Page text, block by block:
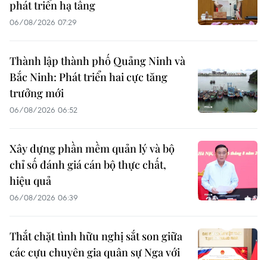
phát triển hạ tầng
06/08/2026 07:29
Thành lập thành phố Quảng Ninh và
Bắc Ninh: Phát triển hai cực tăng
trưởng mới
06/08/2026 06:52
Xây dựng phần mềm quản lý và bộ
chỉ số đánh giá cán bộ thực chất,
hiệu quả
06/08/2026 06:39
Thắt chặt tình hữu nghị sắt son giữa
các cựu chuyên gia quân sự Nga với